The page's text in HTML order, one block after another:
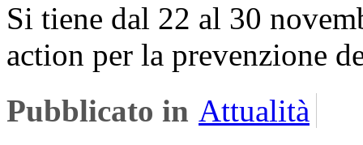
Si tiene dal 22 al 30
action per la prevenzione
Pubblicato in Attualità